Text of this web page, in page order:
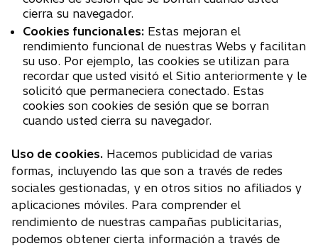
cierra su navegador.
Cookies funcionales: Estas mejoran el
rendimiento funcional de nuestras Webs y facilitan
su uso. Por ejemplo, las cookies se utilizan para
recordar que usted visitó el Sitio anteriormente y le
solicitó que permaneciera conectado. Estas
cookies son cookies de sesión que se borran
cuando usted cierra su navegador.
Uso de cookies. Hacemos publicidad de varias
formas, incluyendo las que son a través de redes
sociales gestionadas, y en otros sitios no afiliados y
aplicaciones móviles. Para comprender el
rendimiento de nuestras campañas publicitarias,
podemos obtener cierta información a través de